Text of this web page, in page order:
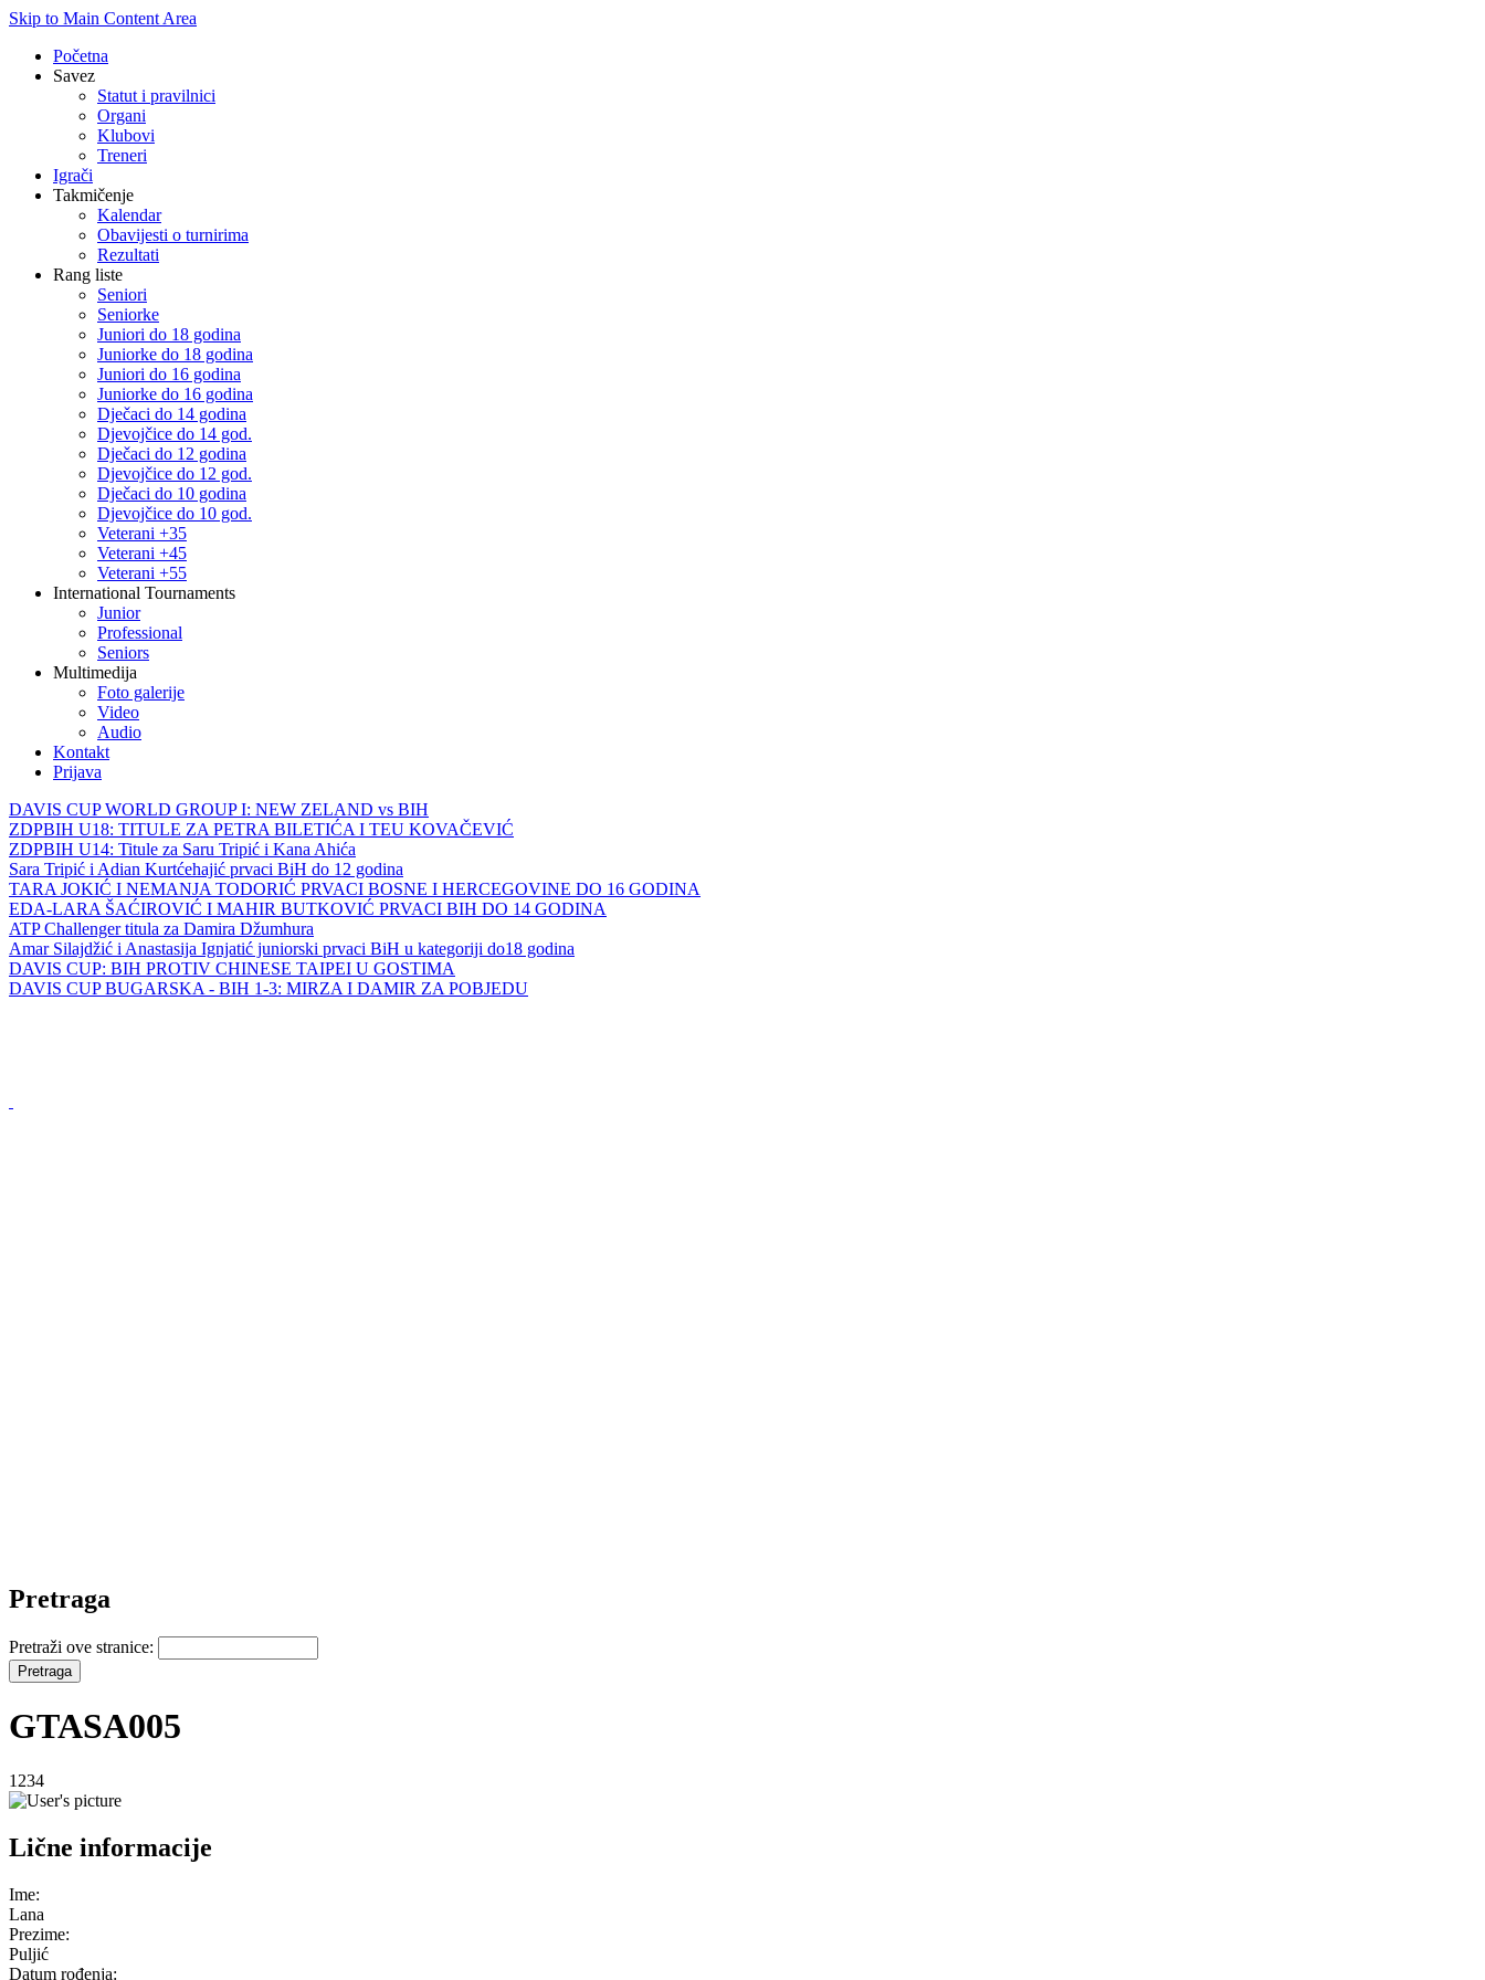
Skip to Main Content Area
Početna
Savez
Statut i pravilnici
Organi
Klubovi
Treneri
Igrači
Takmičenje
Kalendar
Obavijesti o turnirima
Rezultati
Rang liste
Seniori
Seniorke
Juniori do 18 godina
Juniorke do 18 godina
Juniori do 16 godina
Juniorke do 16 godina
Dječaci do 14 godina
Djevojčice do 14 god.
Dječaci do 12 godina
Djevojčice do 12 god.
Dječaci do 10 godina
Djevojčice do 10 god.
Veterani +35
Veterani +45
Veterani +55
International Tournaments
Junior
Professional
Seniors
Multimedija
Foto galerije
Video
Audio
Kontakt
Prijava
DAVIS CUP WORLD GROUP I: NEW ZELAND vs BIH
ZDPBIH U18: TITULE ZA PETRA BILETIĆA I TEU KOVAČEVIĆ
ZDPBIH U14: Titule za Saru Tripić i Kana Ahića
Sara Tripić i Adian Kurtćehajić prvaci BiH do 12 godina
TARA JOKIĆ I NEMANJA TODORIĆ PRVACI BOSNE I HERCEGOVINE DO 16 GODINA
EDA-LARA ŠAĆIROVIĆ I MAHIR BUTKOVIĆ PRVACI BIH DO 14 GODINA
ATP Challenger titula za Damira Džumhura
Amar Silajdžić i Anastasija Ignjatić juniorski prvaci BiH u kategoriji do18 godina
DAVIS CUP: BIH PROTIV CHINESE TAIPEI U GOSTIMA
DAVIS CUP BUGARSKA - BIH 1-3: MIRZA I DAMIR ZA POBJEDU
Pretraga
Pretraži ove stranice:
GTASA005
1234
Lične informacije
Ime:
Lana
Prezime:
Puljić
Datum rođenja: